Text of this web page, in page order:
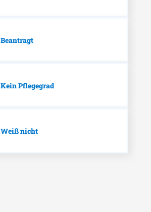
Beantragt
Kein Pflegegrad
Weiß nicht